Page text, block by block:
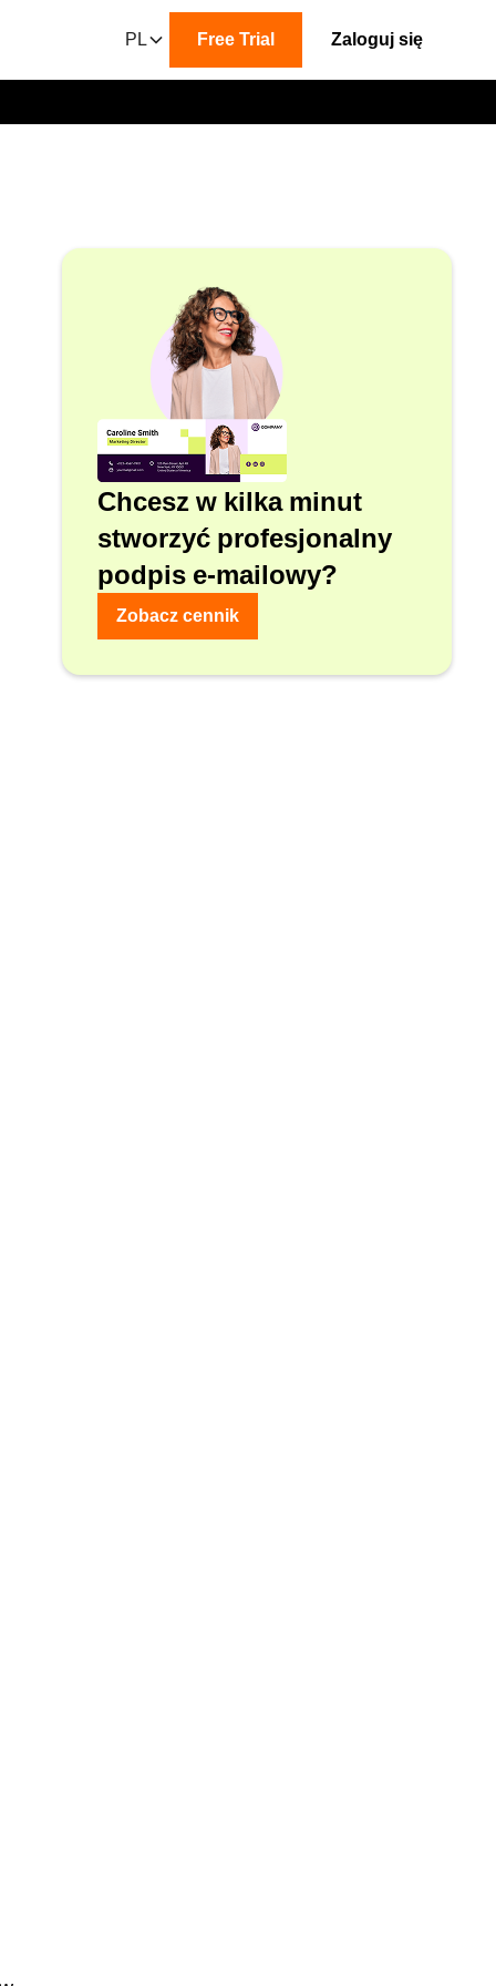
PL Free Trial Zaloguj się
Chcesz w kilka minut
stworzyć profesjonalny
podpis e-mailowy?
Zobacz cennik